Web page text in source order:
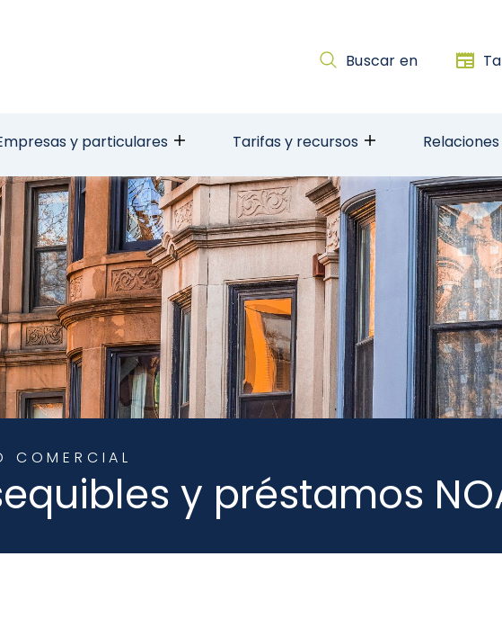
Buscar en
y particulares Tarifas y recursos
COMERCIAL
y préstamos